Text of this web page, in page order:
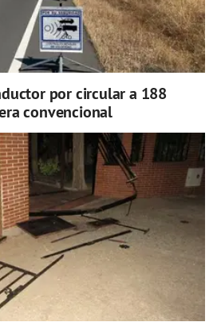
por circular a 188
convencional